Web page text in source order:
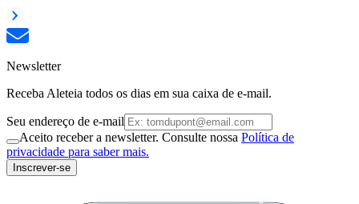
Newsletter
Receba Aleteia todos os dias em sua caixa de e-mail.
Seu endereço de e-mail
Aceito receber a newsletter. Consulte nossa Política de
privacidade para saber mais.
Inscrever-se